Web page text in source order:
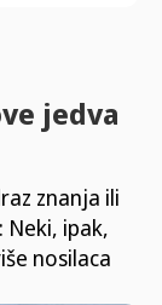
jedva
znanja ili
ipak,
nosilaca